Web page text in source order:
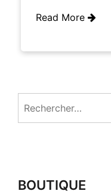
Read More
BOUTIQUE